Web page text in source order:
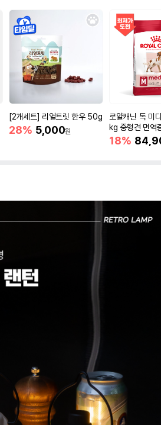
[2개세트] 리얼트릿 한우 50g
28% 5,000원
로얄캐닌 독 미
kg 중형견 면역
18%